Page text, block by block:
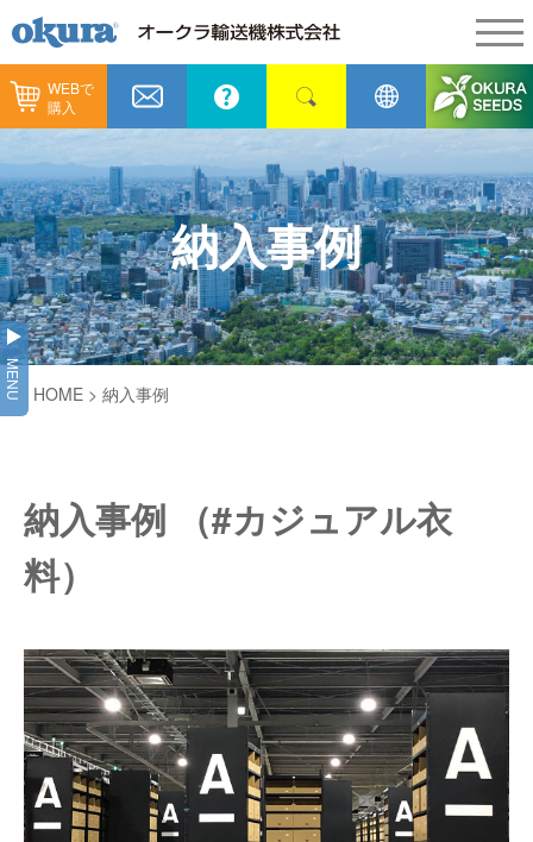
WEBで
購入
製品情報
製品情報
コンベヤ機器
コンベヤ機器を探す
用途から探す
コンベヤ機器の技術情報
GTPシステム
仕分けシステム
保管システム
パレタイズ・デパレタイズシステム
バンニング・デバンニングシステム
納入事例
納入事例
全業種
製造
物流
通販
食品
メンテナンス
カタログ／CAD
会社情報
会社情報
企業理念
会社概要
オークラグループ
事業紹介
沿革
採用情報
オークラミュージアム
新着情報
生産終了品
物流用語集
オークラ育英財団
納入事例
MENU HOME > 納入事例
納入事例 （#カジュアル衣
料）